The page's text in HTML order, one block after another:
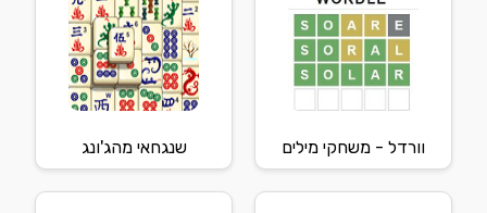
וורדל - משחקי מילים שנגחאי מהג'ונג